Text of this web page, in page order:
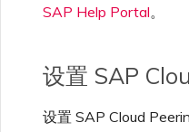
SAP Help Portal。
设置 SAP
设置 SAP Cloud